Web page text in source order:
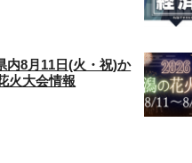
内8月11日(火・祝)か
火大会情報